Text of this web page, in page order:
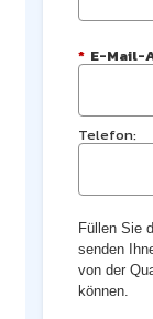
* E-Mail-
Telefon:
Füllen Sie
senden
von der
können.